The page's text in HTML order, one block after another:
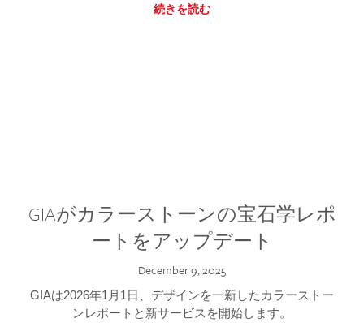
続きを読む
GIAがカラーストーンの宝石学レポ
ートをアップデート
December 9, 2025
GIAは2026年1月1日、デザインを一新したカラーストー
ンレポートと新サービスを開始します。